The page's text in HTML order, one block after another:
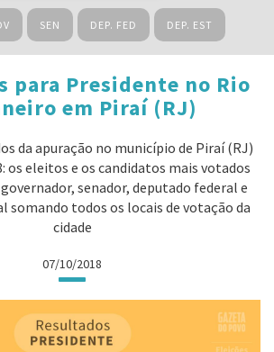
SEN DEP. FED DEP. EST
para Presidente no Rio
em Piraí (RJ)
da apuração no município de Piraí (RJ)
os eleitos e os candidatos mais votados
senador, deputado federal e
somando todos os locais de votação da
cidade
07/10/2018